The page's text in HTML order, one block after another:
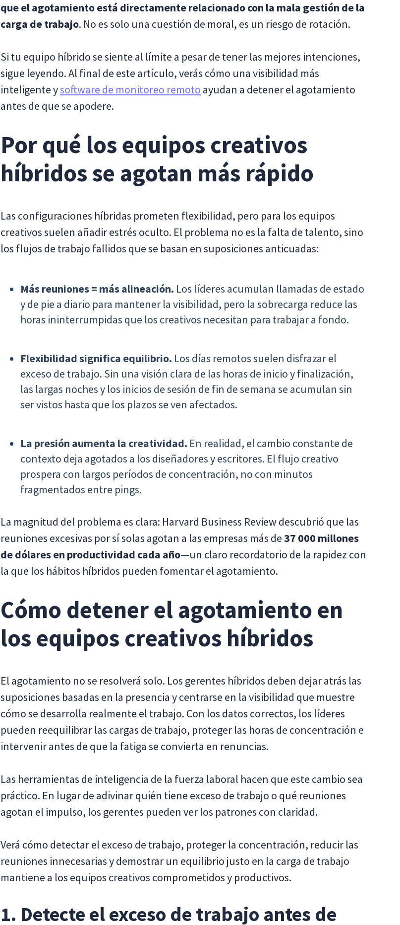
que el agotamiento está directamente relacionado con la mala gestión de la
carga de trabajo. No es solo una cuestión de moral, es un riesgo de rotación.
Si tu equipo híbrido se siente al límite a pesar de tener las mejores intenciones,
sigue leyendo. Al final de este artículo, verás cómo una visibilidad más
inteligente ysoftware de monitoreo remoto ayudan a detener el agotamiento
antes de que se apodere.
Por qué los equipos creativos
híbridos se agotan más rápido
Las configuraciones híbridas prometen flexibilidad, pero para los equipos
creativos suelen añadir estrés oculto. El problema no es la falta de talento, sino
los flujos de trabajo fallidos que se basan en suposiciones anticuadas:
Más reuniones = más alineación. Los líderes acumulan llamadas de estado
y de pie a diario para mantener la visibilidad, pero la sobrecarga reduce las
horas ininterrumpidas que los creativos necesitan para trabajar a fondo.
Flexibilidad significa equilibrio. Los días remotos suelen disfrazar el
exceso de trabajo. Sin una visión clara de las horas de inicio y finalización,
las largas noches y los inicios de sesión de fin de semana se acumulan sin
ser vistos hasta que los plazos se ven afectados.
La presión aumenta la creatividad. En realidad, el cambio constante de
contexto deja agotados a los diseñadores y escritores. El flujo creativo
prospera con largos períodos de concentración, no con minutos
fragmentados entre pings.
La magnitud del problema es clara: Harvard Business Review descubrió que las
reuniones excesivas por sí solas agotan a las empresas más de37 000 millones
de dólares en productividad cada año—un claro recordatorio de la rapidez con
la que los hábitos híbridos pueden fomentar el agotamiento.
Cómo detener el agotamiento en
los equipos creativos híbridos
El agotamiento no se resolverá solo. Los gerentes híbridos deben dejar atrás las
suposiciones basadas en la presencia y centrarse en la visibilidad que muestre
cómo se desarrolla realmente el trabajo. Con los datos correctos, los líderes
pueden reequilibrar las cargas de trabajo, proteger las horas de concentración e
intervenir antes de que la fatiga se convierta en renuncias.
Las herramientas de inteligencia de la fuerza laboral hacen que este cambio sea
práctico. En lugar de adivinar quién tiene exceso de trabajo o qué reuniones
agotan el impulso, los gerentes pueden ver los patrones con claridad.
Verá cómo detectar el exceso de trabajo, proteger la concentración, reducir las
reuniones innecesarias y demostrar un equilibrio justo en la carga de trabajo
mantiene a los equipos creativos comprometidos y productivos.
1. Detecte el exceso de trabajo antes de